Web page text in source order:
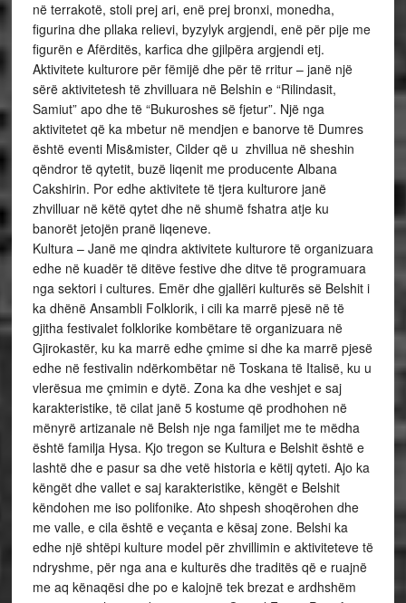
në terrakotë, stoli prej ari, enë prej bronxi, monedha,
figurina dhe pllaka relievi, byzylyk argjendi, enë për pije me
figurën e Afërditës, karfica dhe gjilpëra argjendi etj.
Aktivitete kulturore për fëmijë dhe për të rritur – janë një
sërë aktivitetesh të zhvilluara në Belshin e “Rilindasit,
Samiut” apo dhe të “Bukuroshes së fjetur”. Një nga
aktivitetet që ka mbetur në mendjen e banorve të Dumres
është eventi Mis&mister, Cilder që u zhvillua në sheshin
qëndror të qytetit, buzë liqenit me producente Albana
Cakshirin. Por edhe aktivitete të tjera kulturore janë
zhvilluar në këtë qytet dhe në shumë fshatra atje ku
banorët jetojën pranë liqeneve.
Kultura – Janë me qindra aktivitete kulturore të organizuara
edhe në kuadër të ditëve festive dhe ditve të programuara
nga sektori i cultures. Emër dhe gjallëri kulturës së Belshit i
ka dhënë Ansambli Folklorik, i cili ka marrë pjesë në të
gjitha festivalet folklorike kombëtare të organizuara në
Gjirokastër, ku ka marrë edhe çmime si dhe ka marrë pjesë
edhe në festivalin ndërkombëtar në Toskana të Italisë, ku u
vlerësua me çmimin e dytë. Zona ka dhe veshjet e saj
karakteristike, të cilat janë 5 kostume që prodhohen në
mënyrë artizanale në Belsh nje nga familjet me te mëdha
është familja Hysa. Kjo tregon se Kultura e Belshit është e
lashtë dhe e pasur sa dhe vetë historia e këtij qyteti. Ajo ka
këngët dhe vallet e saj karakteristike, këngët e Belshit
këndohen me iso polifonike. Ato shpesh shoqërohen dhe
me valle, e cila është e veçanta e kësaj zone. Belshi ka
edhe një shtëpi kulture model për zhvillimin e aktiviteteve të
ndryshme, për nga ana e kulturës dhe traditës që e ruajnë
me aq kënaqësi dhe po e kalojnë tek brezat e ardhshëm